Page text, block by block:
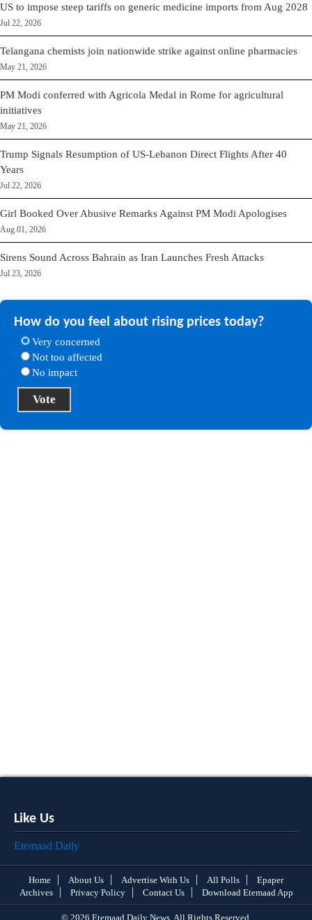
US to impose steep tariffs on generic medicine imports from Aug 2028
Jul 22, 2026
Telangana chemists join nationwide strike against online pharmacies
May 21, 2026
PM Modi conferred with Agricola Medal in Rome for agricultural
initiatives
May 21, 2026
Trump Signals Resumption of US-Lebanon Direct Flights After 40
Years
Jul 22, 2026
Girl Booked Over Abusive Remarks Against PM Modi Apologises
Aug 01, 2026
Sirens Sound Across Bahrain as Iran Launches Fresh Attacks
Jul 23, 2026
How do you feel about rising prices today?
Very concerned
Not too affected
No impact
Like Us
Etemaad Daily
Home About Us Advertise With Us All Polls
Epaper
Archives
Privacy Policy Contact Us Download Etemaad App
© 2026 Etemaad Daily News, All Rights Reserved.